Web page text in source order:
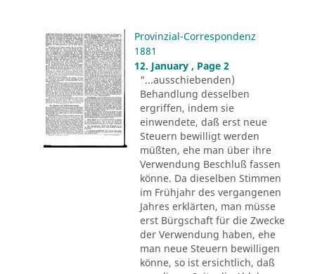
Provinzial-Correspondenz
1881
12. January , Page 2
"...ausschiebenden)
Behandlung desselben
ergriffen, indem sie
einwendete, daß erst neue
Steuern bewilligt werden
müßten, ehe man über ihre
Verwendung Beschluß fassen
könne. Da dieselben Stimmen
im Frühjahr des vergangenen
Jahres erklärten, man müsse
erst Bürgschaft für die Zwecke
der Verwendung haben, ehe
man neue Steuern bewilligen
könne, so ist ersichtlich, daß